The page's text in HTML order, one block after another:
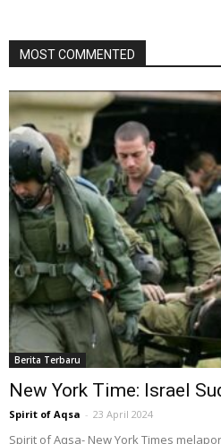
MOST COMMENTED
Berita Terbaru
New York Time: Israel
Spirit of Aqsa - 23 April 2024
Spirit of Aqsa- New York Times